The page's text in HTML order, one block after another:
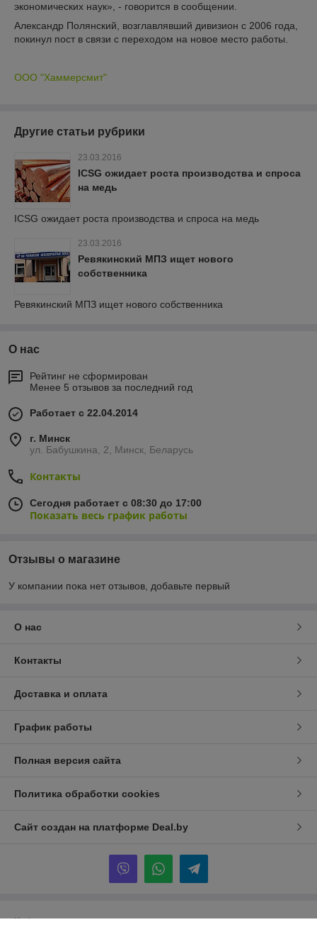
экономических наук», - говорится в сообщении.
Александр Полянский, возглавлявший дивизион с 2006 года,
покинул пост в связи с переходом на новое место работы.
ООО "Хаммерсмит"
Другие статьи рубрики
23.03.2016
ICSG ожидает роста производства и спроса
на медь
ICSG ожидает роста производства и спроса на медь
23.03.2016
Ревякинский МПЗ ищет нового
собственника
Ревякинский МПЗ ищет нового собственника
О нас
Рейтинг не сформирован
Менее 5 отзывов за последний год
Работает с 22.04.2014
г. Минск
ул. Бабушкина, 2, Минск, Беларусь
Контакты
Сегодня работает с 08:30 до 17:00
Показать весь график работы
Отзывы о магазине
У компании пока нет отзывов, добавьте первый
О нас
Контакты
Доставка и оплата
График работы
Полная версия сайта
Политика обработки cookies
Сайт создан на платформе Deal.by
Информация для покупателя